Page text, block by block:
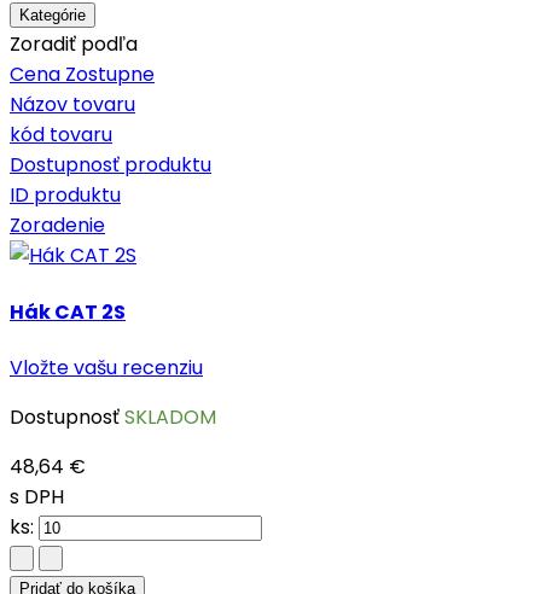
Kategórie
Zoradiť podľa
Cena Zostupne
Názov tovaru
kód tovaru
Dostupnosť produktu
ID produktu
Zoradenie
Hák CAT 2S
Vložte vašu recenziu
DostupnosťSKLADOM
48,64 €
s DPH
ks:
Pridať do košíka